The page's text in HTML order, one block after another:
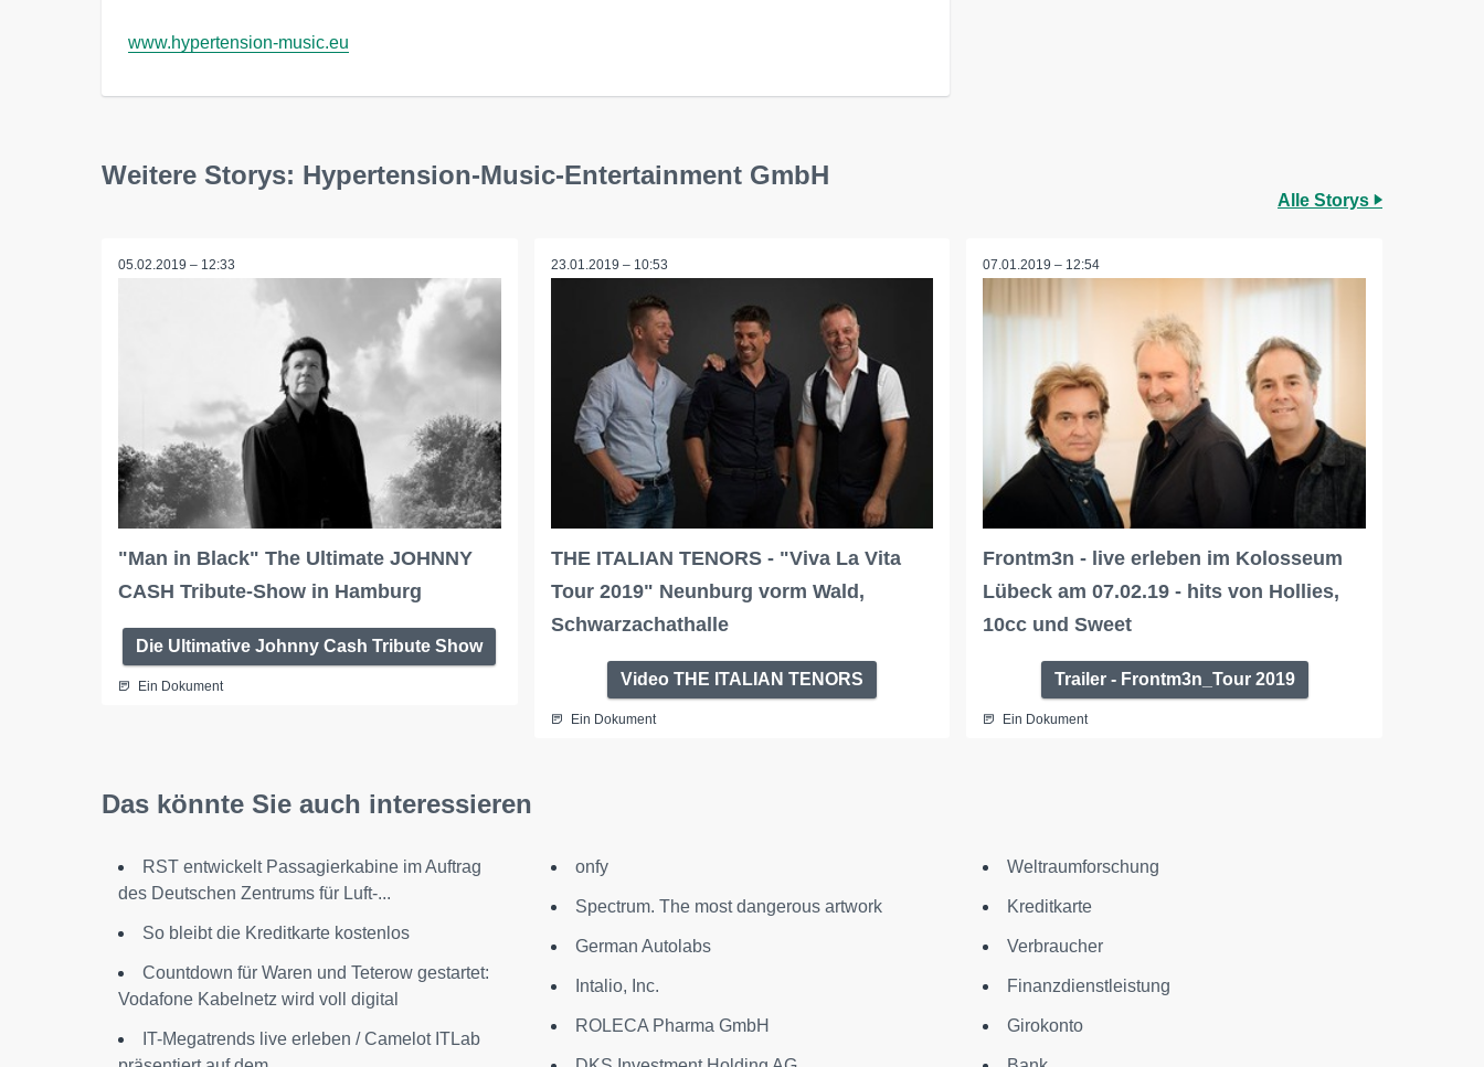
www.hypertension-music.eu
Weitere Storys: Hypertension-Music-Entertainment GmbH
Alle Storys
05.02.2019 – 12:33
"Man in Black" The Ultimate JOHNNY
CASH Tribute-Show in Hamburg
Die Ultimative Johnny Cash Tribute Show
Ein Dokument
23.01.2019 – 10:53
THE ITALIAN TENORS - "Viva La Vita
Tour 2019" Neunburg vorm Wald,
Schwarzachathalle
Video THE ITALIAN TENORS
Ein Dokument
07.01.2019 – 12:54
Frontm3n - live erleben im Kolosseum
Lübeck am 07.02.19 - hits von Hollies,
10cc und Sweet
Trailer - Frontm3n_Tour 2019
Ein Dokument
Das könnte Sie auch interessieren
RST entwickelt Passagierkabine im Auftrag
des Deutschen Zentrums für Luft-...
So bleibt die Kreditkarte kostenlos
Countdown für Waren und Teterow gestartet:
Vodafone Kabelnetz wird voll digital
IT-Megatrends live erleben / Camelot ITLab
onfy
Spectrum. The most dangerous artwork
German Autolabs
Intalio, Inc.
ROLECA Pharma GmbH
Weltraumforschung
Kreditkarte
Verbraucher
Finanzdienstleistung
Girokonto